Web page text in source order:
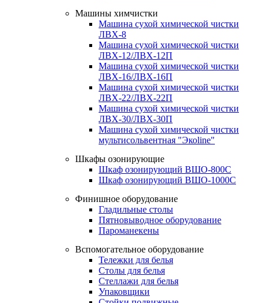
Машины химчистки
Машина сухой химической чистки
ЛВХ-8
Машина сухой химической чистки
ЛВХ-12/ЛВХ-12П
Машина сухой химической чистки
ЛВХ-16/ЛВХ-16П
Машина сухой химической чистки
ЛВХ-22/ЛВХ-22П
Машина сухой химической чистки
ЛВХ-30/ЛВХ-30П
Машина сухой химической чистки
мультисольвентная "Экоline"
Шкафы озонирующие
Шкаф озонирующий ВШО-800С
Шкаф озонирующий ВШО-1000С
Финишное оборудование
Гладильные столы
Пятновыводное оборудование
Пароманекены
Вспомогательное оборудование
Тележки для белья
Столы для белья
Стеллажи для белья
Упаковщики